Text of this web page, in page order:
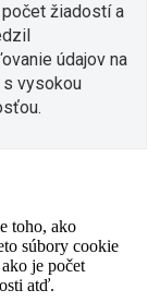
žiadostí a
údajov na
s vysokou
toho, ako
súbory cookie
je počet
atď.